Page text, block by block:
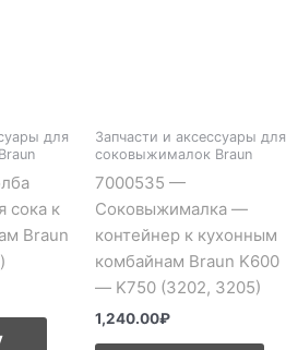
для
сока к
Braun
Запчасти и аксессуары для
соковыжималок Braun
7000535 —
Соковыжималка —
контейнер к кухонным
комбайнам Braun K600
— K750 (3202, 3205)
1,240.00₽